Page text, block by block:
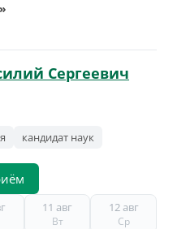
Сергеевич
кандидат наук
11 авг
Вт
12 авг
Ср